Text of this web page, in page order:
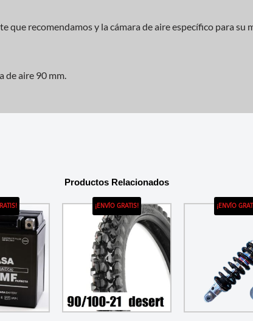
que recomendamos y la cámara de aire específico para
de aire 90 mm.
Productos Relacionados
¡ENVÍO GRATIS! ¡ENVÍO